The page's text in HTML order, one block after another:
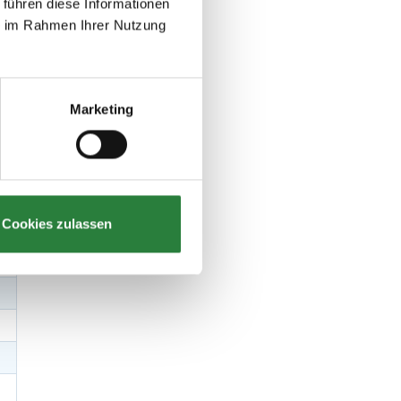
diese Informationen
Rahmen Ihrer Nutzung
Marketing
Cookies zulassen